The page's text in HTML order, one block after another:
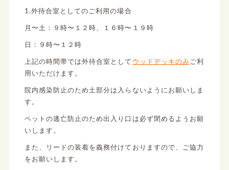
1.外待合室としてのご利用の場合
月〜土：９時〜１２時、１６時〜１９時
日：９時〜１２時
上記の時間帯では外待合室として ウッドデッキのみ ご利
用いただけます。
院内感染防止のため土部分は入らないようにお願いしま
す。
ペットの逃亡防止のため出入り口は必ず閉めるようお願
いします。
また、リードの装着を義務付けておりますので、ご協力
をお願いします。